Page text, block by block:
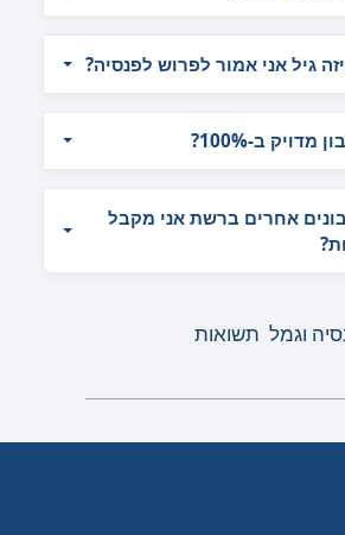
גיל אני אמור לפרוש לפנסיה?
ב-100%?
אחרים ברשת אני מקבל
וגמל תשואות